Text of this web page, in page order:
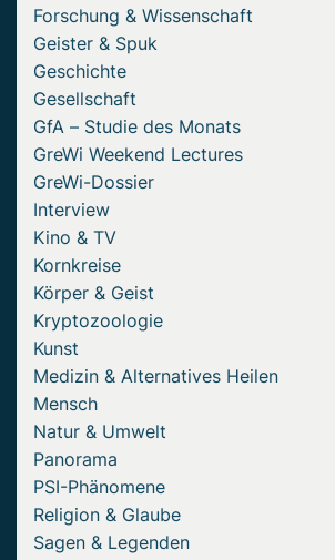
Forschung & Wissenschaft
Geister & Spuk
Geschichte
Gesellschaft
GfA – Studie des Monats
GreWi Weekend Lectures
GreWi-Dossier
Interview
Kino & TV
Kornkreise
Körper & Geist
Kryptozoologie
Kunst
Medizin & Alternatives Heilen
Mensch
Natur & Umwelt
Panorama
PSI-Phänomene
Religion & Glaube
Sagen & Legenden